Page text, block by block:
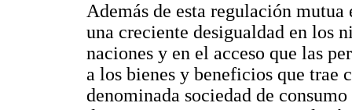
Además de esta regulación
una creciente desigualdad en los
naciones y en el acceso que las
a los bienes y beneficios que
denominada sociedad de